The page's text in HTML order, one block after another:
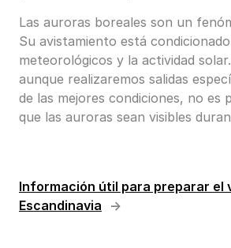
Las auroras boreales son un
Su avistamiento está
meteorológicos y la actividad
aunque realizaremos salidas
de las mejores condiciones, no es
que las auroras sean visibles
Información útil para preparar el
Escandinavia